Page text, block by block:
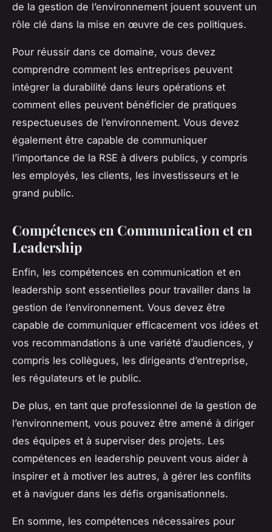
de la gestion de l’environnement jouent souvent un
rôle clé dans la mise en œuvre de ces politiques.
Pour réussir dans ce domaine, vous devez
comprendre comment les entreprises peuvent
intégrer la durabilité dans leurs opérations et
comment elles peuvent bénéficier de pratiques
respectueuses de l’environnement. Vous devez
également être capable de communiquer
l’importance de la RSE à divers publics, y compris
les employés, les clients, les investisseurs et le
grand public.
Compétences en Communication et en
Leadership
Enfin, les compétences en communication et en
leadership sont essentielles pour travailler dans la
gestion de l’environnement. Vous devez être
capable de communiquer efficacement vos idées et
vos recommandations à une variété d’audiences, y
compris les collègues, les dirigeants d’entreprise,
les régulateurs et le public.
De plus, en tant que professionnel de la gestion de
l’environnement, vous pouvez être amené à diriger
des équipes et à superviser des projets. Les
compétences en leadership peuvent vous aider à
inspirer et à motiver les autres, à gérer les conflits
et à naviguer dans les défis organisationnels.
En somme, les compétences nécessaires pour